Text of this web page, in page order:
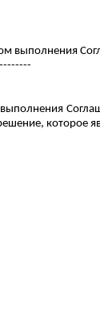
выполнения
которое